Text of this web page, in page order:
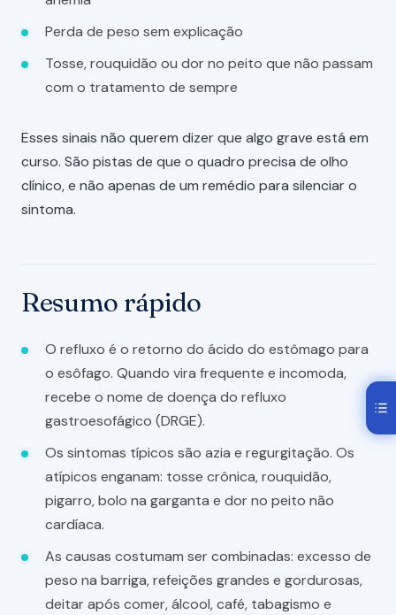
Perda de peso sem explicação
Tosse, rouquidão ou dor no peito que não passam
com o tratamento de sempre
Esses sinais não querem dizer que algo grave está em
curso. São pistas de que o quadro precisa de olho
clínico, e não apenas de um remédio para silenciar o
sintoma.
Resumo rápido
O refluxo é o retorno do ácido do estômago para
o esôfago. Quando vira frequente e incomoda,
recebe o nome de doença do refluxo
gastroesofágico (DRGE).
Os sintomas típicos são azia e regurgitação. Os
atípicos enganam: tosse crônica, rouquidão,
pigarro, bolo na garganta e dor no peito não
cardíaca.
As causas costumam ser combinadas: excesso de
peso na barriga, refeições grandes e gordurosas,
deitar após comer, álcool, café, tabagismo e